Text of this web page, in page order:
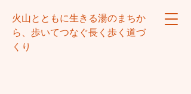
火山とともに生きる湯のまちか
ら、歩いてつなぐ長く歩く道づ
くり